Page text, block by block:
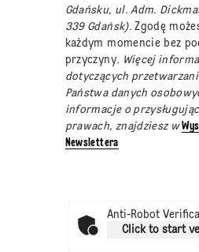
Gdańsku, ul. Adm.
339 Gdańsk).Zgodę
każdym momencie bez
przyczyny. Więcej
dotyczących
Państwa danych
informacje o
prawach, znajdziesz w
Newslettera
Anti-Robot
Click to start